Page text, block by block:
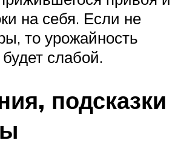
на себя. Если не
то урожайность
слабой.
подсказки